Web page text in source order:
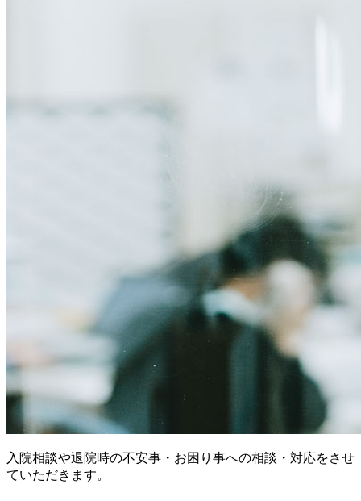
入院相談や退院時の不安事・お困り事への相談・対応をさせ
ていただきます。